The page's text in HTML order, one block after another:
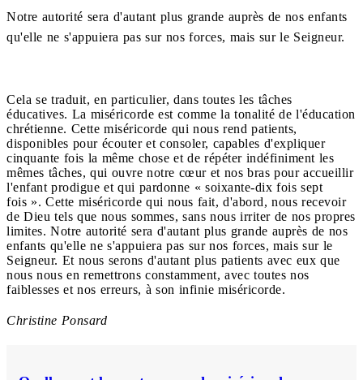
Notre autorité sera d'autant plus grande auprès de nos enfants
qu'elle ne s'appuiera pas sur nos forces, mais sur le Seigneur.
Cela se traduit, en particulier, dans toutes les tâches
éducatives. La miséricorde est comme la tonalité de l'éducation
chrétienne. Cette miséricorde qui nous rend patients,
disponibles pour écouter et consoler, capables d'expliquer
cinquante fois la même chose et de répéter indéfiniment les
mêmes tâches, qui ouvre notre cœur et nos bras pour accueillir
l'enfant prodigue et qui pardonne « soixante-dix fois sept
fois ». Cette miséricorde qui nous fait, d'abord, nous recevoir
de Dieu tels que nous sommes, sans nous irriter de nos propres
limites. Notre autorité sera d'autant plus grande auprès de nos
enfants qu'elle ne s'appuiera pas sur nos forces, mais sur le
Seigneur. Et nous serons d'autant plus patients avec eux que
nous nous en remettrons constamment, avec toutes nos
faiblesses et nos erreurs, à son infinie miséricorde.
Christine Ponsard